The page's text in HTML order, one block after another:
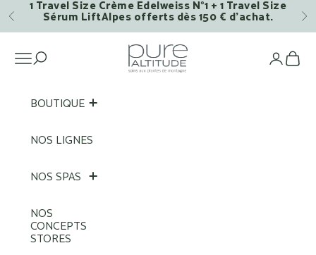
Passer au contenu
Précédent
1 Travel Size Crème Edelweiss N°1 + 1 Travel Size
Sérum LiftAlpes offerts dès 150 € d’achat.
Pure Altitude
Ouvrir la navigation
BOUTIQUE
NOS LIGNES
NOS SPAS
NOS
CONCEPTS
STORES